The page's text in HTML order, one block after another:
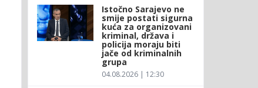
Istočno Sarajevo ne
smije postati sigurna
kuća za organizovani
kriminal, država i
policija moraju biti
jače od kriminalnih
grupa
04.08.2026 | 12:30